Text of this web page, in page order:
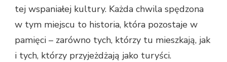
tej wspaniałej kultury. Każda chwila spędzona
w tym miejscu to historia, która pozostaje w
pamięci – zarówno tych, którzy tu mieszkają, jak
i tych, którzy przyjeżdżają jako turyści.